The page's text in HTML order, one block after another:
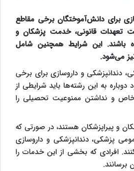
برای دانش‌آموختگان برخی مقاطع
تعهدات قانونی، خدمت پزشکان و
باشند. این شرایط همچنین شامل
می‌شود.
دندانپزشکی و داروسازی برای برخی
به این رشته‌ها باید شرایطی از
و نداشتن ممنوعیت تحصیلی را
و پیراپزشکان هستند، در صورتی که
پزشکی، دندانپزشکی و داروسازی
افرادی که بخشی از این خدمات را
برسانند.